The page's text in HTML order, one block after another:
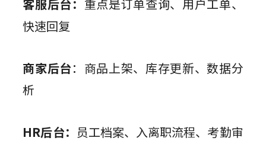
客服后台： 重点是订单查询、用户工单、
快速回复
商家后台：商品上架、库存更新、数据分
析
HR后台： 员工档案、入离职流程、考勤审